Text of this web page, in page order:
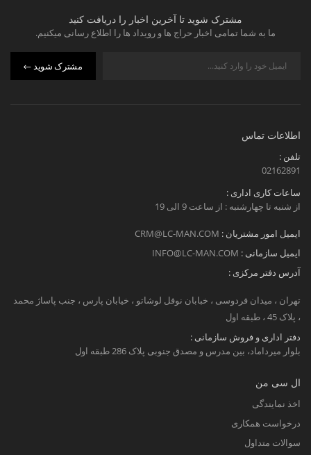
مشترک شوید تا آخرین اخبار را دریافت کنید
ما به شما تمامی اخبار حراج ها و رویداد ها را اطلاع رسانی میکنیم.
مشترک شوید
اطلاعات تماس
تلفن :
02162891
ساعات کاری اداری :
از شنبه تا چهارشنبه : از ساعت 9 الی 19
ایمیل امور مشتریان : CRM@LC-MAN.COM
ایمیل سازمانی : INFO@LC-MAN.COM
آدرس دفتر مرکزی :
تهران ، میدان فردوسی ، خبابان نوفل لوشاتو ، خیابان پارس ، جنب پاساژ محمد
، پلاک 45 ، طبقه اول
دفتر اداری و فروش سازمانی :
بلوار میرداماد، بین مدرس و مصدق جنوبی پلاک 286 طبقه اول
ال سی من
اخذ نمایندگی
درخواست همکاری
سوالات متداول